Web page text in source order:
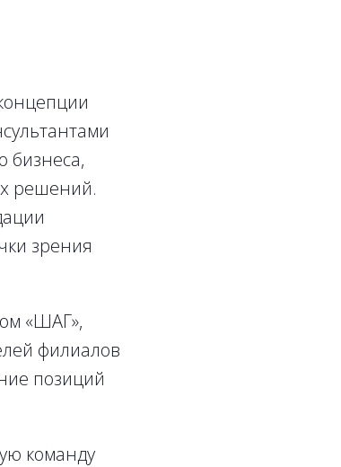
бизнеса,
решений.
зрения
«ШАГ»,
филиалов
позиций
команду